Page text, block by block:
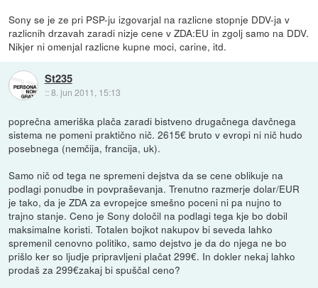
Sony se je ze pri PSP-ju izgovarjal na razlicne stopnje DDV-ja v
razlicnih drzavah zaradi nizje cene v ZDA:EU in zgolj samo na DDV.
Nikjer ni omenjal razlicne kupne moci, carine, itd.
St235
::8. jun 2011, 15:13
poprečna ameriška plača zaradi bistveno drugačnega davčnega
sistema ne pomeni praktično nič. 2615€ bruto v evropi ni nič hudo
posebnega (nemčija, francija, uk).
Samo nič od tega ne spremeni dejstva da se cene oblikuje na
podlagi ponudbe in povpraševanja. Trenutno razmerje dolar/EUR
je tako, da je ZDA za evropejce smešno poceni ni pa nujno to
trajno stanje. Ceno je Sony določil na podlagi tega kje bo dobil
maksimalne koristi. Totalen bojkot nakupov bi seveda lahko
spremenil cenovno politiko, samo dejstvo je da do njega ne bo
prišlo ker so ljudje pripravljeni plačat 299€. In dokler nekaj lahko
prodaš za 299€zakaj bi spuščal ceno?